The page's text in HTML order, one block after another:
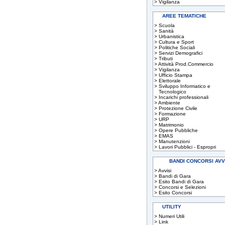
> Vigilanza
AREE TEMATICHE
> Scuola
> Sanità
> Urbanistica
> Cultura e Sport
> Politiche Sociali
> Servizi Demografici
> Tributi
>Attività Prod.Commercio
> Vigilanza
> Ufficio Stampa
> Elettorale
> Sviluppo Informatico e
Tecnologico
> Incarichi professionali
>Ambiente
> Protezione Civile
> Formazione
> URP
> Matrimonio
> Opere Pubbliche
> EMAS
> Manutenzioni
> Lavori Pubblici - Espropri
BANDI CONCORSI
>Avvisi
> Bandi di Gara
> Esito Bandi di Gara
> Concorsi e Selezioni
> Esito Concorsi
UTILITY
> Numeri Utili
> Link